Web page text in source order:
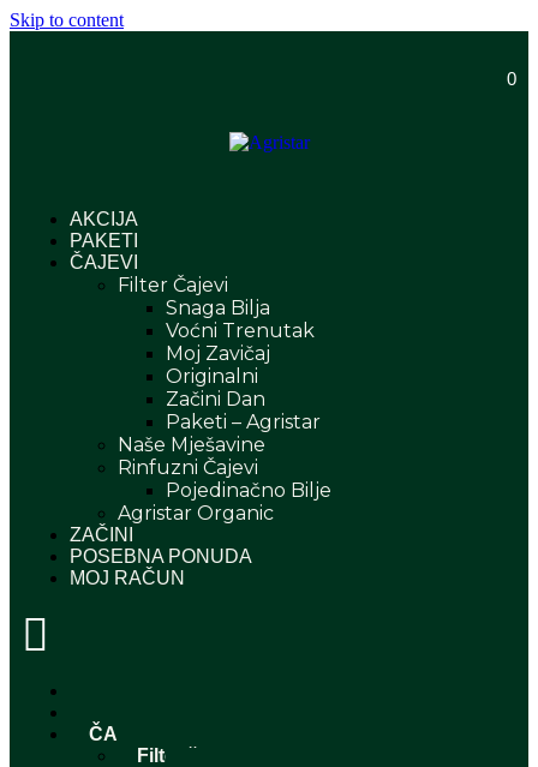
Skip to content
0
AKCIJA
PAKETI
ČAJEVI
Filter Čajevi
Snaga Bilja
Voćni Trenutak
Moj Zavičaj
Originalni
Začini Dan
Paketi – Agristar
Naše Mješavine
Rinfuzni Čajevi
Pojedinačno Bilje
Agristar Organic
ZAČINI
POSEBNA PONUDA
MOJ RAČUN
ČAJEVI
Filter čajevi